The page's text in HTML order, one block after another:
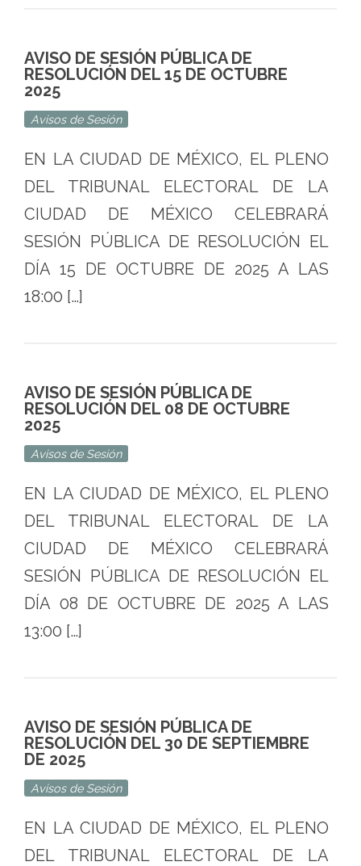
AVISO DE SESIÓN PÚBLICA DE
RESOLUCIÓN DEL 15 DE OCTUBRE
2025
Avisos de Sesión
EN LA CIUDAD DE MÉXICO, EL PLENO
DEL TRIBUNAL ELECTORAL DE LA
CIUDAD DE MÉXICO CELEBRARÁ
SESIÓN PÚBLICA DE RESOLUCIÓN EL
DÍA 15 DE OCTUBRE DE 2025 A LAS
18:00 […]
AVISO DE SESIÓN PÚBLICA DE
RESOLUCIÓN DEL 08 DE OCTUBRE
2025
Avisos de Sesión
EN LA CIUDAD DE MÉXICO, EL PLENO
DEL TRIBUNAL ELECTORAL DE LA
CIUDAD DE MÉXICO CELEBRARÁ
SESIÓN PÚBLICA DE RESOLUCIÓN EL
DÍA 08 DE OCTUBRE DE 2025 A LAS
13:00 […]
AVISO DE SESIÓN PÚBLICA DE
RESOLUCIÓN DEL 30 DE SEPTIEMBRE
DE 2025
Avisos de Sesión
EN LA CIUDAD DE MÉXICO, EL PLENO
DEL TRIBUNAL ELECTORAL DE LA